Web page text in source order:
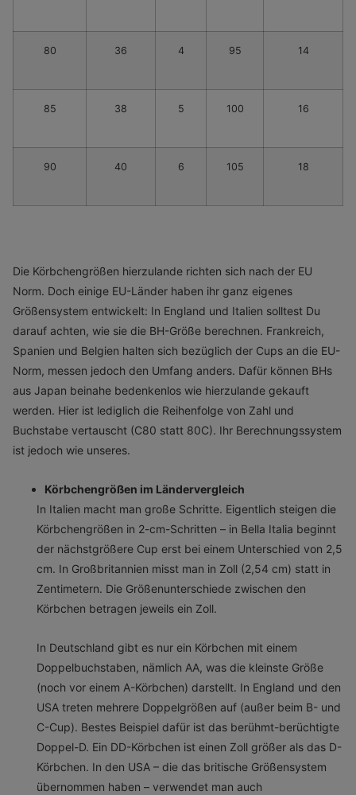
80 36 4 95 14
85 38 5 100 16
90 40 6 105 18
Die Körbchengrößen hierzulande richten sich nach der EU
Norm. Doch einige EU-Länder haben ihr ganz eigenes
Größensystem entwickelt: In England und Italien solltest Du
darauf achten, wie sie die BH-Größe berechnen. Frankreich,
Spanien und Belgien halten sich bezüglich der Cups an die EU-
Norm, messen jedoch den Umfang anders. Dafür können BHs
aus Japan beinahe bedenkenlos wie hierzulande gekauft
werden. Hier ist lediglich die Reihenfolge von Zahl und
Buchstabe vertauscht (C80 statt 80C). Ihr Berechnungssystem
ist jedoch wie unseres.
Körbchengrößen im Ländervergleich
In Italien macht man große Schritte. Eigentlich steigen die
Körbchengrößen in 2-cm-Schritten – in Bella Italia beginnt
der nächstgrößere Cup erst bei einem Unterschied von 2,5
cm. In Großbritannien misst man in Zoll (2,54 cm) statt in
Zentimetern. Die Größenunterschiede zwischen den
Körbchen betragen jeweils ein Zoll.
In Deutschland gibt es nur ein Körbchen mit einem
Doppelbuchstaben, nämlich AA, was die kleinste Größe
(noch vor einem A-Körbchen) darstellt. In England und den
USA treten mehrere Doppelgrößen auf (außer beim B- und
C-Cup). Bestes Beispiel dafür ist das berühmt-berüchtigte
Doppel-D. Ein DD-Körbchen ist einen Zoll größer als das D-
Körbchen. In den USA – die das britische Größensystem
übernommen haben – verwendet man auch